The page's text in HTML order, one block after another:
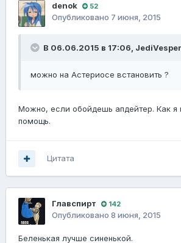
denok 52
Опубликовано 7 июня, 2015
В 06.06.2015 в 17:06,
можно на Астериосе встановить ?
Можно, если обойдешь апдейтер. Как я
помощь.
Цитата
Главспирт 142
Опубликовано 8 июня, 2015
Беленькая лучше синенькой.